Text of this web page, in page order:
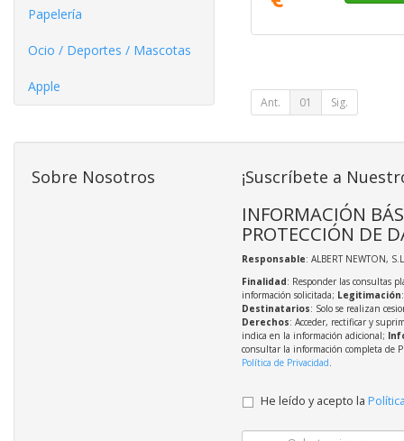
Papelería
Ocio / Deportes / Mascotas
Apple
Ant. 01 Sig.
Sobre Nosotros ¡Suscríbete a
INFORMACIÓN
PROTECCIÓN DE
Responsable: ALBERT NEWTON,
Finalidad: Responder las consultas
información solicitada; Legitimación
Destinatarios: Solo se realizan
Derechos: Acceder, rectificar y
indica en la información adicional;
consultar la información completa de
Política de Privacidad.
He leído y acepto la